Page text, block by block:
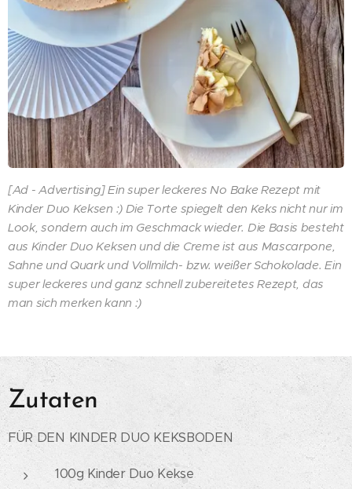
[Ad - Advertising] Ein super leckeres No Bake Rezept mit
Kinder Duo Keksen :) Die Torte spiegelt den Keks nicht nur im
Look, sondern auch im Geschmack wieder. Die Basis besteht
aus Kinder Duo Keksen und die Creme ist aus Mascarpone,
Sahne und Quark und Vollmilch- bzw. weißer Schokolade. Ein
super leckeres und ganz schnell zubereitetes Rezept, das
man sich merken kann :)
Zutaten
FÜR DEN KINDER DUO KEKSBODEN
100g Kinder Duo Kekse